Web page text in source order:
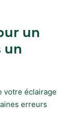
un
un
votre éclairage
erreurs